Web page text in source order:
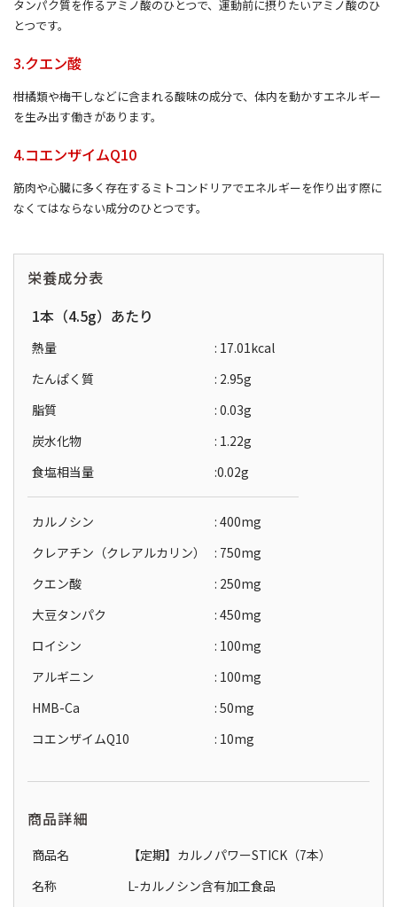
タンパク質を作るアミノ酸のひとつで、運動前に摂りたいアミノ酸のひ
とつです。
3.クエン酸
柑橘類や梅干しなどに含まれる酸味の成分で、体内を動かすエネルギー
を生み出す働きがあります。
4.コエンザイムQ10
筋肉や心臓に多く存在するミトコンドリアでエネルギーを作り出す際に
なくてはならない成分のひとつです。
栄養成分表
1本（4.5g）あたり
熱量
: 17.01kcal
たんぱく質
: 2.95g
脂質
: 0.03g
炭水化物
: 1.22g
食塩相当量
:0.02g
カルノシン
: 400mg
クレアチン（クレアルカリン）
: 750mg
クエン酸
: 250mg
大豆タンパク
: 450mg
ロイシン
: 100mg
アルギニン
: 100mg
HMB-Ca
: 50mg
コエンザイムQ10
: 10mg
商品詳細
商品名
【定期】カルノパワーSTICK（7本）
名称
L-カルノシン含有加工食品